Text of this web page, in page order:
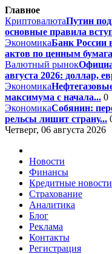
Главное
КриптовалютаПутин
основные правила
ЭкономикаБанк России
актов по ценным
Валютный рынок
августа 2026: доллар,
Экономика
максимума с начала... 0
ЭкономикаСобянин:
рельсы лишит страну...
Четверг, 06 августа 2026
Новости
Финансы
Кредитные новости
Страхование
Аналитика
Блог
Реклама
Контакты
Регистрация